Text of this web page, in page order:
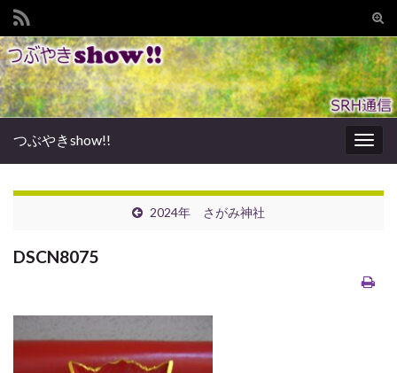
Search for:
つぶやきshow!!
2024年 さがみ神社
DSCN8075